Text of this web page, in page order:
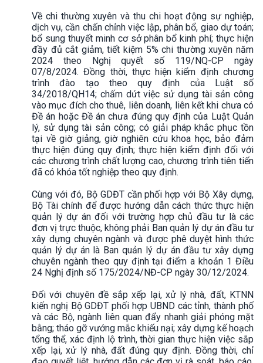
Về chi thường xuyên và thu chi hoạt động sự nghiệp,
dịch vụ, cần chấn chỉnh việc lập, phân bổ, giao dự toán;
bổ sung thuyết minh cơ sở phân bổ kinh phí; thực hiện
đầy đủ cắt giảm, tiết kiệm 5% chi thường xuyên năm
2024 theo Nghị quyết số 119/NQ-CP ngày
07/8/2024. Đồng thời, thực hiện kiểm định chương
trình đào tạo theo quy định của Luật số
34/2018/QH14; chấm dứt việc sử dụng tài sản công
vào mục đích cho thuê, liên doanh, liên kết khi chưa có
Đề án hoặc Đề án chưa đúng quy định của Luật Quản
lý, sử dụng tài sản công; có giải pháp khắc phục tồn
tại về giờ giảng, giờ nghiên cứu khoa học, bảo đảm
thực hiện đúng quy định; thực hiện kiểm định đối với
các chương trình chất lượng cao, chương trình tiên tiến
đã có khóa tốt nghiệp theo quy định.
Cùng với đó, Bộ GDĐT cần phối hợp với Bộ Xây dựng,
Bộ Tài chính để được hướng dẫn cách thức thực hiện
quản lý dự án đối với trường hợp chủ đầu tư là các
đơn vị trực thuộc, không phải Ban quản lý dự án đầu tư
xây dựng chuyên ngành và được phê duyệt hình thức
quản lý dự án là Ban quản lý dự án đầu tư xây dựng
chuyên ngành theo quy định tại điểm a khoản 1 Điều
24 Nghị định số 175/2024/NĐ-CP ngày 30/12/2024.
Đối với chuyên đề sắp xếp lại, xử lý nhà, đất, KTNN
kiến nghị Bộ GDĐT phối hợp UBND các tỉnh, thành phố
và các Bộ, ngành liên quan đẩy nhanh giải phóng mặt
bằng; tháo gỡ vướng mắc khiếu nại; xây dựng kế hoạch
tổng thể, xác định lộ trình, thời gian thực hiện việc sắp
xếp lại, xử lý nhà, đất đúng quy định. Đồng thời, chỉ